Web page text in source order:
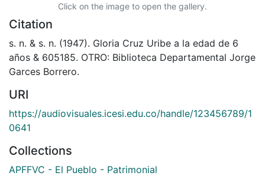
Click on the image to open the gallery.
Citation
s. n. & s. n. (1947). Gloria Cruz Uribe a la edad de 6
años & 605185. OTRO: Biblioteca Departamental Jorge
Garces Borrero.
URI
https://audiovisuales.icesi.edu.co/handle/123456789/1
0641
Collections
APFFVC - El Pueblo - Patrimonial